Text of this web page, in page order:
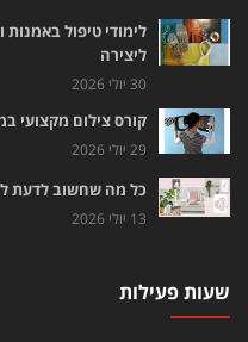
לימודי טיפול
ליצירה
30 יולי 2026
קורס צילום מקצועי
29 יולי 2026
כל מה שחשוב לדעת
13 יולי 2026
שעות פעילות